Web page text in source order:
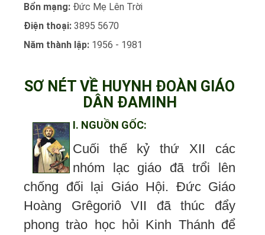
Bổn mạng: Đức Mẹ Lên Trời
Điện thoại: 3895 5670
Năm thành lập: 1956 - 1981
SƠ NÉT VỀ HUYNH ĐOÀN GIÁO
DÂN ĐAMINH
I. NGUỒN GỐC:
Cuối thế kỷ thứ XII các
nhóm lạc giáo đã trổi lên
chống đối lại Giáo Hội. Đức Giáo
Hoàng Grêgoriô VII đã thúc đẩy
phong trào học hỏi Kinh Thánh để